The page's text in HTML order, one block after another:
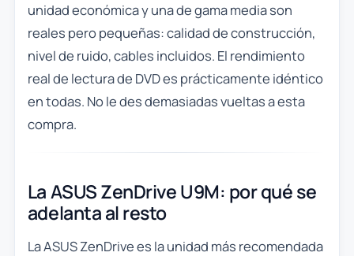
unidad económica y una de gama media son
reales pero pequeñas: calidad de construcción,
nivel de ruido, cables incluidos. El rendimiento
real de lectura de DVD es prácticamente idéntico
en todas. No le des demasiadas vueltas a esta
compra.
La ASUS ZenDrive U9M: por qué se
adelanta al resto
La ASUS ZenDrive es la unidad más recomendada